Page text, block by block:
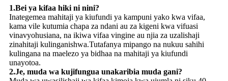
1.Bei ya kifaa hiki ni nini?
Inategemea mahitaji ya kiufundi ya kampuni yako kwa vifaa,
kama vile kutumia chapa za ndani au za kigeni kwa vifuasi
vinavyohusiana, na ikiwa vifaa vingine au njia za uzalishaji
zinahitaji kulinganishwa.Tutafanya mipango na nukuu sahihi
kulingana na maelezo ya bidhaa na mahitaji ya kiufundi
unayotoa.
2.Je, ​​muda wa kujifungua unakaribia muda gani?